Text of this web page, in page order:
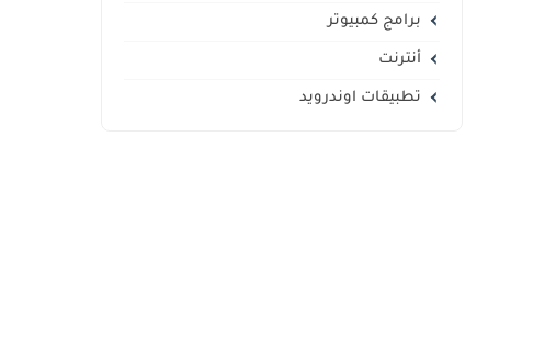
برامج كمبيوتر
أنترنت
تطبيقات اوندرويد